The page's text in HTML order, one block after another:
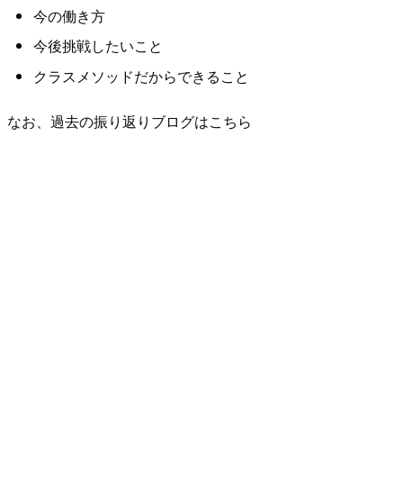
今の働き方
今後挑戦したいこと
クラスメソッドだからできること
なお、過去の振り返りブログはこちら